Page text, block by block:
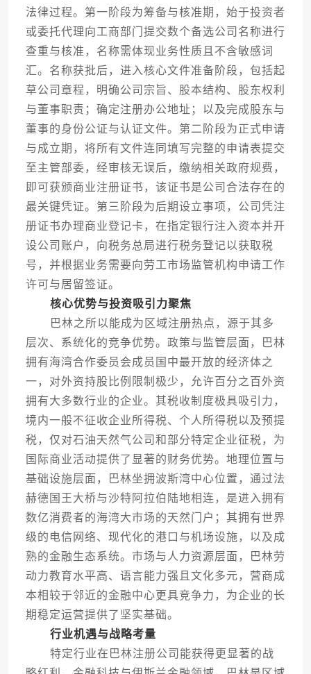
法律过程。第一阶段为筹备与核准期，始于投资者
或委托代理向工商部门提交数个备选公司名称进行
查重与核准，名称需体现业务性质且不含敏感词
汇。名称获批后，进入核心文件准备阶段，包括起
草公司章程，明确公司宗旨、股本结构、股东权利
与董事职责；确定注册办公地址；以及完成股东与
董事的身份公证与认证文件。第二阶段为正式申请
与成立期，将所有文件连同填写完整的申请表提交
至主管部委，经审核无误后，缴纳相关政府规费，
即可获颁商业注册证书，该证书是公司合法存在的
最关键凭证。第三阶段为后期设立事项，公司凭注
册证书办理商业登记卡，在指定银行注入资本并开
设公司账户，向税务总局进行税务登记以获取税
号，并根据业务需要向劳工市场监管机构申请工作
许可与居留签证。
核心优势与投资吸引力聚焦
巴林之所以能成为区域注册热点，源于其多
层次、系统化的竞争优势。政策与监管层面，巴林
拥有海湾合作委员会成员国中最开放的经济体之
一，对外资持股比例限制极少，允许百分之百外资
拥有大多数行业的企业。其税收制度极具吸引力，
境内一般不征收企业所得税、个人所得税以及预提
税，仅对石油天然气公司和部分特定企业征税，为
国际商业活动提供了显著的财务优势。地理位置与
基础设施层面，巴林坐拥波斯湾中心位置，通过法
赫德国王大桥与沙特阿拉伯陆地相连，是进入拥有
数亿消费者的海湾大市场的天然门户；其拥有世界
级的电信网络、现代化的港口与机场设施，以及成
熟的金融生态系统。市场与人力资源层面，巴林劳
动力教育水平高、语言能力强且文化多元，营商成
本相较于邻近的金融中心更具竞争力，为企业的长
期稳定运营提供了坚实基础。
行业机遇与战略考量
特定行业在巴林注册公司能获得更显著的战